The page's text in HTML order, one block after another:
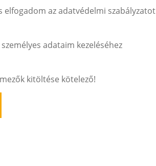
elfogadom az adatvédelmi szabályzatot
adataim kezeléséhez
kitöltése kötelező!